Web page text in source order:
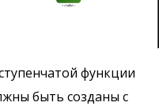
​​функции
быть созданы с